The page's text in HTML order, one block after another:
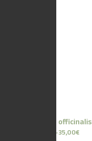
Lavandula officinalis
35,00€
-